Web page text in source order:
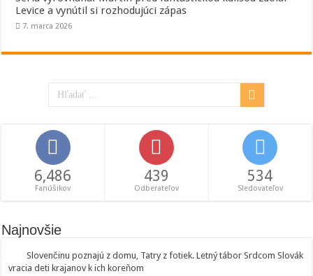
Levice a vynútil si rozhodujúci zápas
7. marca 2026
6,486
Fanúšikov
439
Odberateľov
534
Sledovateľov
Najnovšie
Slovenčinu poznajú z domu, Tatry z fotiek. Letný tábor Srdcom Slovák
vracia deti krajanov k ich koreňom